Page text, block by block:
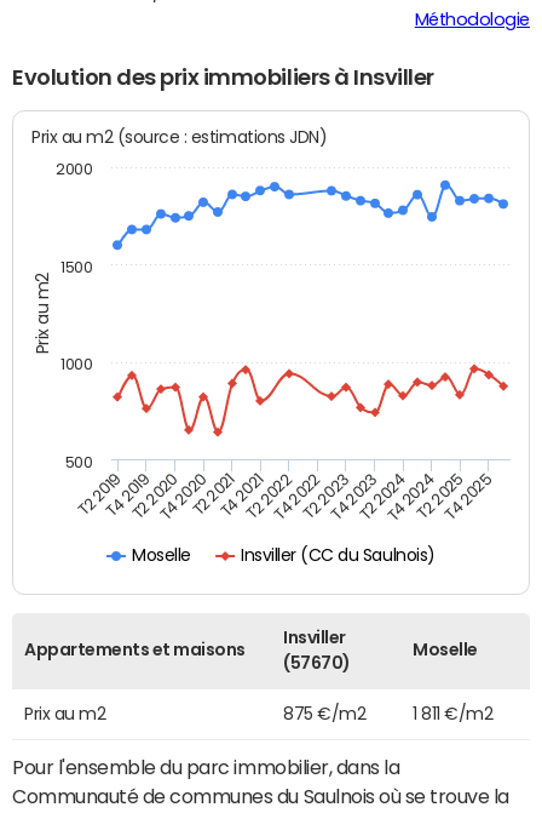
Méthodologie
Evolution des prix immobiliers à Insviller
Prix au m2
Prix au m2 (source : estimations JDN)
Moselle Insviller (CC du Saulnois)
T2 2019T4 2019T2 2020T4 2020T2 2021T4 2021T2 2022T4 2022T2 2023T4 2023T2 2024T4 2024T2 2025T4 2025
500
1000
1500
2000
Appartements et maisons
Insviller
(57670)
Moselle
Prix au m2 875 €/m2 1 811 €/m2
Pour l'ensemble du parc immobilier, dans la
Communauté de communes du Saulnois où se trouve la